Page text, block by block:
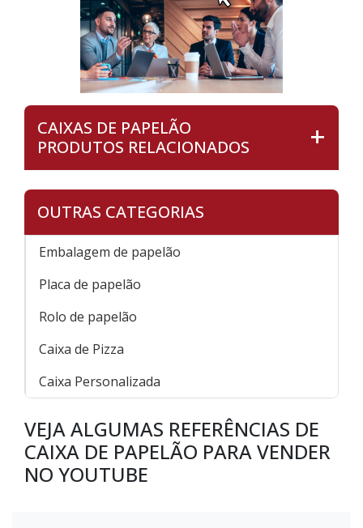
CAIXAS DE PAPELÃO
PRODUTOS RELACIONADOS
OUTRAS CATEGORIAS
Embalagem de papelão
Placa de papelão
Rolo de papelão
Caixa de Pizza
Caixa Personalizada
VEJA ALGUMAS REFERÊNCIAS DE
CAIXA DE PAPELÃO PARA VENDER
NO YOUTUBE